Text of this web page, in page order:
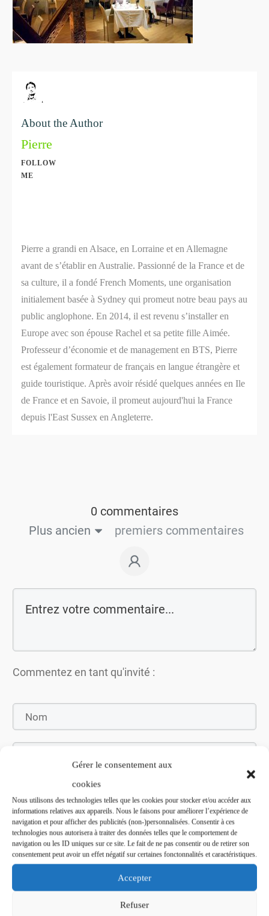
Gérer le consentement aux
cookies
Nous utilisons des technologies telles que les cookies pour stocker et/ou accéder aux
informations relatives aux appareils. Nous le faisons pour améliorer l’expérience de
navigation et pour afficher des publicités (non-)personnalisées. Consentir à ces
technologies nous autorisera à traiter des données telles que le comportement de
navigation ou les ID uniques sur ce site. Le fait de ne pas consentir ou de retirer son
consentement peut avoir un effet négatif sur certaines fonctonnalités et caractéristiques.
Accepter
Refuser
About the Author
Pierre
FOLLOW
ME
Pierre a grandi en Alsace, en Lorraine et en Allemagne
avant de s’établir en Australie. Passionné de la France et de
sa culture, il a fondé French Moments, une organisation
initialement basée à Sydney qui promeut notre beau pays au
public anglophone. En 2014, il est revenu s’installer en
Europe avec son épouse Rachel et sa petite fille Aimée.
Professeur d’économie et de management en BTS, Pierre
est également formateur de français en langue étrangère et
guide touristique. Après avoir résidé quelques années en Ile
de France et en Savoie, il promeut aujourd'hui la France
depuis l'East Sussex en Angleterre.
0 commentaires
Plus ancien
premiers commentaires
Commentez en tant qu'invité :
Soumettez le commentaire